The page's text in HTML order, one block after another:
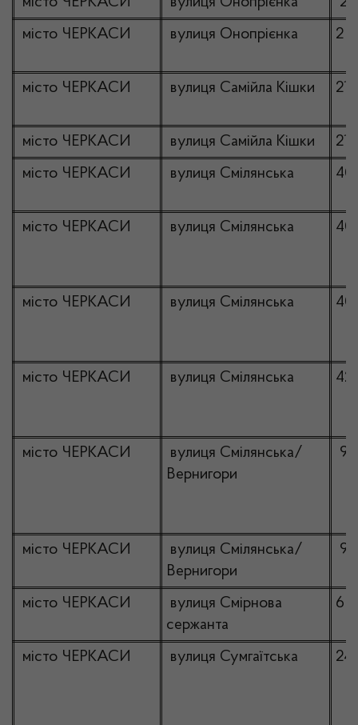
місто ЧЕРКАСИ
вулиця Онопрієнка 2
місто ЧЕРКАСИ вулиця Самійла Кішки 216
місто ЧЕРКАСИ вулиця Самійла Кішки
218
місто ЧЕРКАСИ
вулиця Смілянська 40
місто ЧЕРКАСИ вулиця Смілянська 40
місто ЧЕРКАСИ вулиця Смілянська 40
місто ЧЕРКАСИ вулиця Смілянська 42
місто ЧЕРКАСИ
вулиця Смілянська/
Вернигори
місто ЧЕРКАСИ
вулиця Смілянська/
Вернигори
місто ЧЕРКАСИ
вулиця Смірнова
сержанта
6
місто ЧЕРКАСИ вулиця Сумгаїтська 24